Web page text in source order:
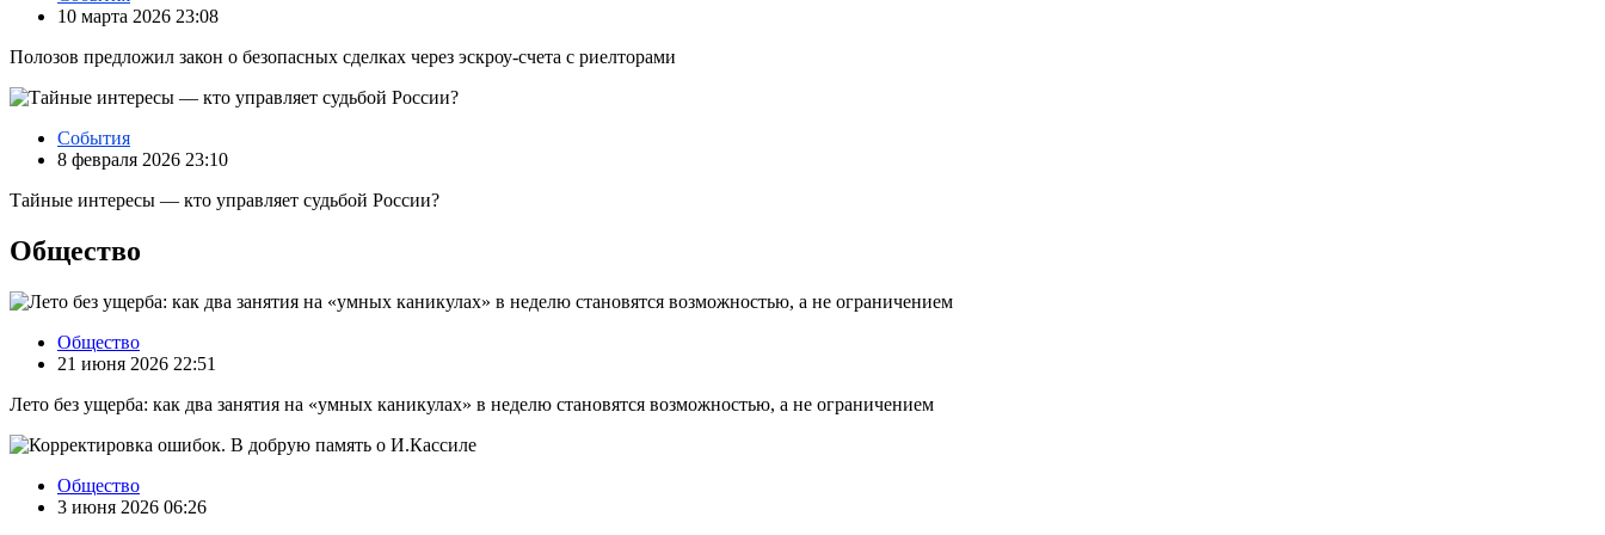
10 марта 2026 23:08
Полозов предложил закон о безопасных сделках через эскроу‑счета с риелторами
События
8 февраля 2026 23:10
Тайные интересы — кто управляет судьбой России?
Общество
Общество
21 июня 2026 22:51
Лето без ущерба: как два занятия на «умных каникулах» в неделю становятся возможностью, а не ограничением
Общество
3 июня 2026 06:26